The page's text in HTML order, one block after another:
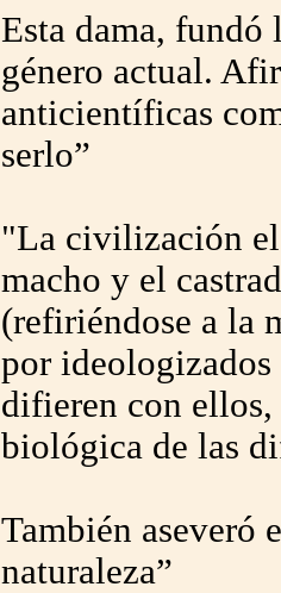
Esta dama, fundó
género actual.
anticientíficas
serlo”
"La civilización
macho y el
(refiriéndose a la
por
difieren con
biológica de las
También aseveró
naturaleza”